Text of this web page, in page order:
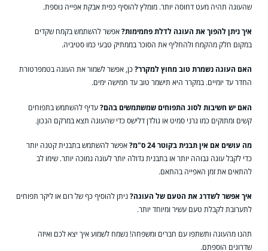
שהעוגה תהיה מעט דחוסה יותר. מומלץ להוסיף כפית אבקת אפייה נוספת.
איך ניתן להפוך את העוגה לדלת פחמימות?אפשר להשתמש בקמח שקדים
במקום חלק מהקמח ולהחליף את הסוכר בממתיק טבעי כמו סטיביה.
האם העוגה נשמרת טוב מחוץ למקרר?כן, אפשר לשמור את העוגה בטמפרטורת
החדר עד יומיים. במקרר היא תישמר טוב עד חמישה ימים.
האם יש חשיבות לסוג התפוחים שמשתמשים בהם?עדיף להשתמש בתפוחים
קשים ומתוקים כמו גרני סמיט או גולדן דלישס כדי שהעוגה תצא במרקם הנכון.
מה עושים אם אין תבנית בקוטר 24 ס"מ?
אפשר להשתמש בתבנית קטנה יותר
כדי לקבל עוגה גבוהה יותר או בתבנית גדולה יותר לעוגה נמוכה יותר. שימו לב
להתאים את זמן האפייה בהתאם.
איך אפשר לשדרג את הטעם של העוגה?ניתן להוסיף כף של רום או ליקר תפוחים
לתערובת לקבלת טעם עשיר ומיוחד יותר.
תהנו מהעוגה ותשתפו עם חברים ומשפחה! נשמח לשמוע איך יצא לכם ואיזה
שדרוגים הוספתם.